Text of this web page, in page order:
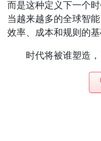
而是这种定义下一个
当越来越多的全球智
效率、成本和规则的基
时代将被谁塑造，